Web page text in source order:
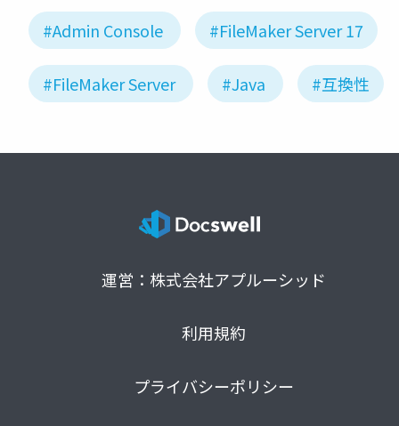
#Admin Console #FileMaker Server 17
#FileMaker Server #Java #互換性
運営：株式会社アプルーシッド
利用規約
プライバシーポリシー